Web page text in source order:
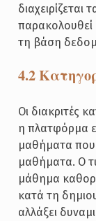
παρακολουθεί
τη βάση
4.2
Οι διακριτές
η πλατφόρμα
μαθήματα που
μαθήματα. Ο
μάθημα
κατά τη
αλλάξει